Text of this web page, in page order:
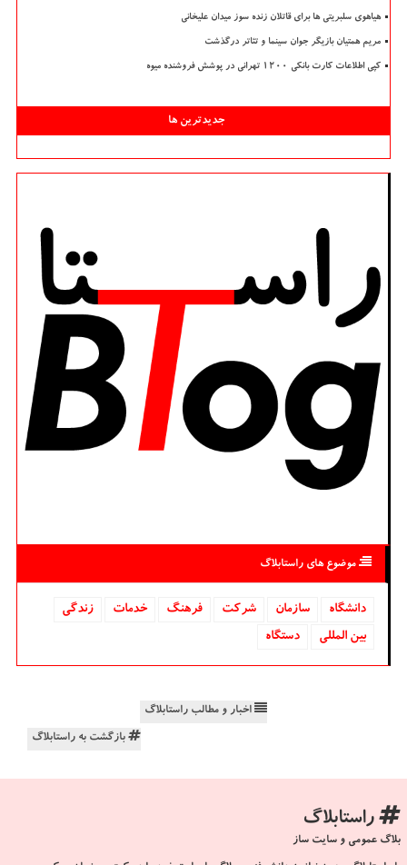
هیاهوی سلبریتی ها برای قاتلان زنده سوز میدان علیخانی
مریم همتیان بازیگر جوان سینما و تئاتر درگذشت
کپی اطلاعات کارت بانکی ۱۲۰۰ تهرانی در پوشش فروشنده میوه
جدیدترین ها
موضوع های راستابلاگ
دانشگاه‌ سازمان شركت فرهنگ خدمات
زندگی
بین المللی
دستگاه
اخبار و مطالب راستابلاگ
بازگشت به راستابلاگ
راستابلاگ
بلاگ عمومی و سایت ساز